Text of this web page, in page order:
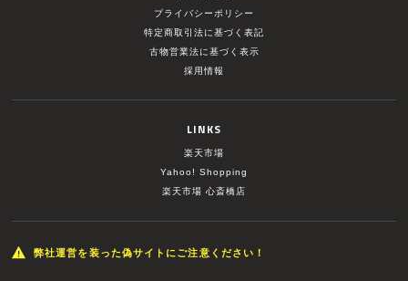
プライバシーポリシー
特定商取引法に基づく表記
古物営業法に基づく表示
採用情報
LINKS
楽天市場
Yahoo! Shopping
楽天市場 心斎橋店
弊社運営を装った偽サイトにご注意ください！